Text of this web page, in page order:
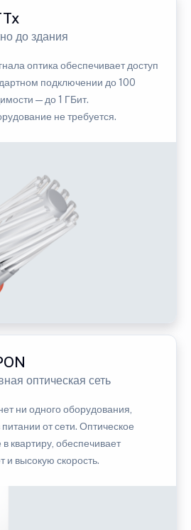
до здания
оптика обеспечивает доступ
подключении до 100
— до 1 ГБит.
не требуется.
оптическая сеть
ни одного оборудования,
от сети. Оптическое
квартиру, обеспечивает
и высокую скорость.